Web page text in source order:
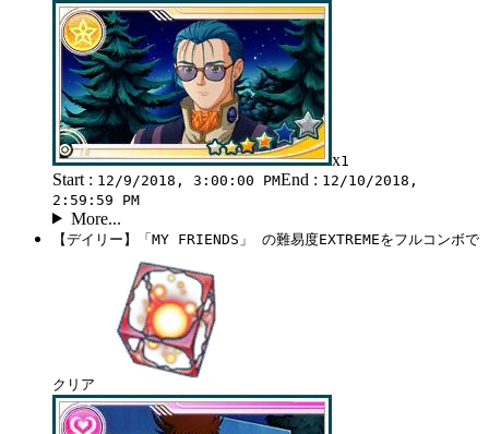
x1
Start : 12/9/2018, 3:00:00 PMEnd : 12/10/2018,
2:59:59 PM
More...
【デイリー】「MY FRIENDS」 の難易度EXTREMEをフルコンボで
クリア